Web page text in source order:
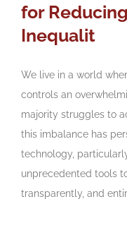
for
Inequalit
We live in a world
controls an
majority struggles to
this imbalance has
technology,
unprecedented tools
transparently, and